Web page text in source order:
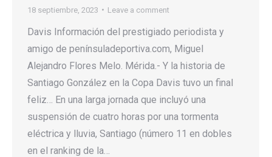
18 septiembre, 2023
Leave a comment
Davis Información del prestigiado periodista y
amigo de penínsuladeportiva.com, Miguel
Alejandro Flores Melo. Mérida.- Y la historia de
Santiago González en la Copa Davis tuvo un final
feliz… En una larga jornada que incluyó una
suspensión de cuatro horas por una tormenta
eléctrica y lluvia, Santiago (número 11 en dobles
en el ranking de la…